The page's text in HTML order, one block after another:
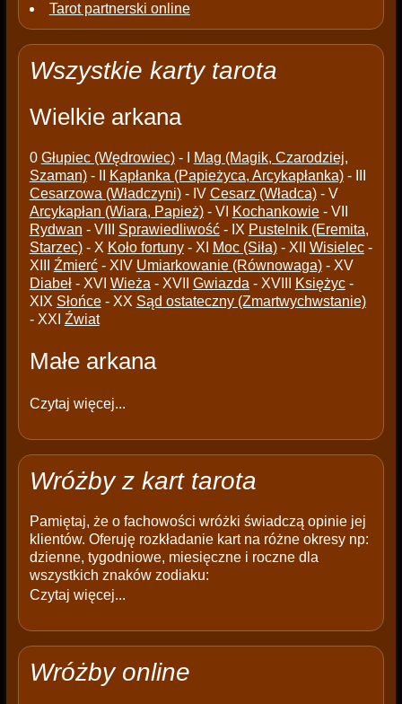
Tarot partnerski online
Wszystkie karty tarota
Wielkie arkana
0 Głupiec (Wędrowiec)- I
Mag (Magik, Czarodziej,
Szaman)- II Kapłanka (Papieżyca, Arcykapłanka)- III
Cesarzowa (Władczyni)- IV Cesarz (Władca)- V
Arcykapłan (Wiara, Papież)- VI Kochankowie- VII
Rydwan - VIII Sprawiedliwość- IX Pustelnik (Eremita,
Starzec)- X Koło fortuny- XI Moc (Siła)- XII Wisielec-
XIII Źmierć- XIV Umiarkowanie (Równowaga)- XV
Diabeł- XVI Wieża - XVII Gwiazda - XVIII Księżyc-
XIX Słońce- XX Sąd ostateczny (Zmartwychwstanie)
- XXI Źwiat
Małe arkana
Czytaj więcej...
Wróżby z kart tarota
Pamiętaj, że o fachowości wróżki świadczą opinie jej
klientów. Oferuję rozkładanie kart na różne okresy np:
dzienne, tygodniowe, miesięczne i roczne dla
wszystkich znaków zodiaku:
Czytaj więcej...
Wróżby online